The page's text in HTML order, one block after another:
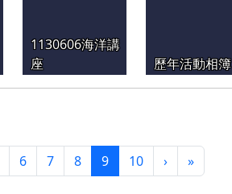
1130606海洋講
座
歷年活動相簿
6 7 8 9(目前頁次)
10 ›下一頁
»最後頁